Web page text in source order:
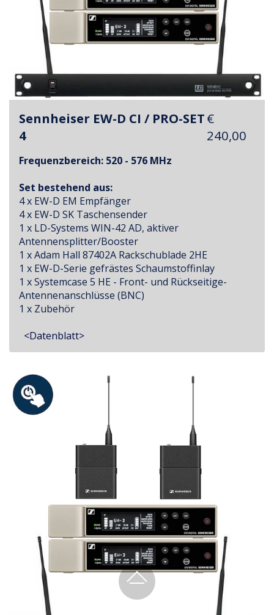
Sennheiser EW-D CI / PRO-SET
4
€
240,00
Frequenzbereich: 520 - 576 MHz
Set bestehend aus:
4 x EW-D EM Empfänger
4 x EW-D SK Taschensender
1 x LD-Systems WIN-42 AD, aktiver
Antennensplitter/Booster
1 x Adam Hall 87402A Rackschublade 2HE
1 x EW-D-Serie gefrästes Schaumstoffinlay
1 x Systemcase 5 HE - Front- und Rückseitige-
Antennenanschlüsse (BNC)
1 x Zubehör
<Datenblatt>